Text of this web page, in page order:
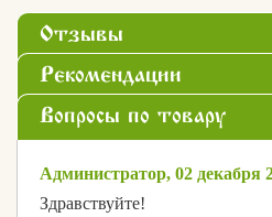
Отзывы
Рекомендации
Вопросы по товару
Администратор, 02 декабря
Здравствуйте!